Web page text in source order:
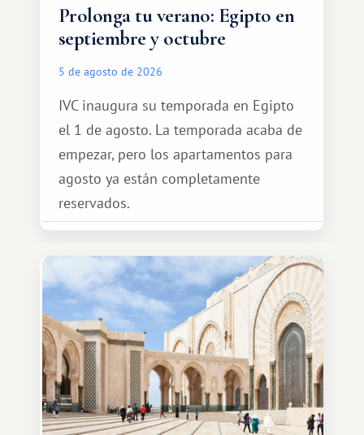
Prolonga tu verano: Egipto en
septiembre y octubre
5 de agosto de 2026
IVC inaugura su temporada en Egipto
el 1 de agosto. La temporada acaba de
empezar, pero los apartamentos para
agosto ya están completamente
reservados.